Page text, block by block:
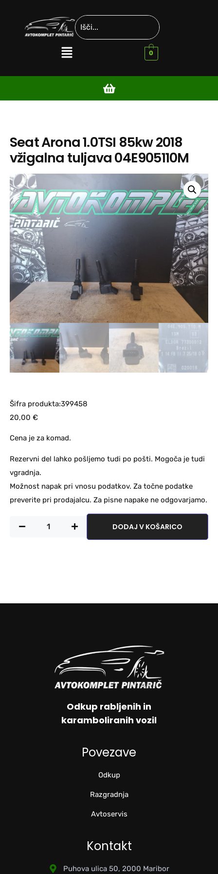
0
Seat Arona 1.0TSI 85kw 2018
vžigalna tuljava 04E905110M
Šifra produkta:399458
20,00 €
Cena je za komad.
Rezervni del lahko pošljemo tudi po pošti. Mogoča je tudi
vgradnja.
Možnost napak pri vnosu podatkov. Za točne podatke
preverite pri prodajalcu. Za pisne napake ne odgovarjamo.
DODAJ V KOŠARICO
Odkup rabljenih in
karamboliranih vozil
Povezave
Odkup
Razgradnja
Avtoservis
Kontakt
Puhova ulica 50, 2000 Maribor